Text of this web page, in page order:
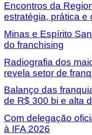
Encontros da
estratégia, prática e
Minas e Espírito
do franchising
Radiografia dos
revela setor de
Balanço das
de R$ 300 bi e alta
Com delegação
à IFA 2026